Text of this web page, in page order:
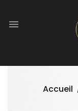

Accueil